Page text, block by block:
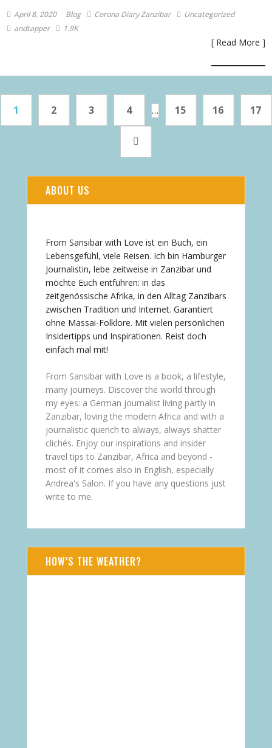
April 8, 2020 Blog Corona Diary Zanzibar
Uncategorized
andtapper
1.9K
[ Read More ]
1 2 3 4 … 15 16 17
ABOUT US
From Sansibar with Love ist ein Buch, ein
Lebensgefühl, viele Reisen. Ich bin Hamburger
Journalistin, lebe zeitweise in Zanzibar und
möchte Euch entführen: in das
zeitgenössische Afrika, in den Alltag Zanzibars
zwischen Tradition und Internet. Garantiert
ohne Massai-Folklore. Mit vielen persönlichen
Insidertipps und Inspirationen. Reist doch
einfach mal mit!
From Sansibar with Love is a book, a lifestyle,
many journeys. Discover the world through
my eyes: a German journalist living partly in
Zanzibar, loving the modern Africa and with a
journalistic quench to always, always shatter
clichés. Enjoy our inspirations and insider
travel tips to Zanzibar, Africa and beyond -
most of it comes also in English, especially
Andrea's Salon. If you have any questions just
write to me.
HOW’S THE WEATHER?